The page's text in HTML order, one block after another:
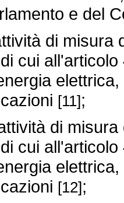
e del
di misura
cui
[11];
di misura
cui
[12];